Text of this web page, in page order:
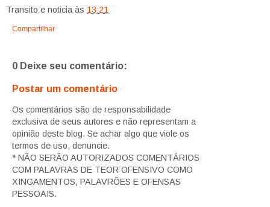
Transito e noticia às 13:21
Compartilhar
0 Deixe seu comentário:
Postar um comentário
Os comentários são de responsabilidade
exclusiva de seus autores e não representam a
opinião deste blog. Se achar algo que viole os
termos de uso, denuncie.
* NÃO SERÃO AUTORIZADOS COMENTÁRIOS
COM PALAVRAS DE TEOR OFENSIVO COMO
XINGAMENTOS, PALAVRÕES E OFENSAS
PESSOAIS.